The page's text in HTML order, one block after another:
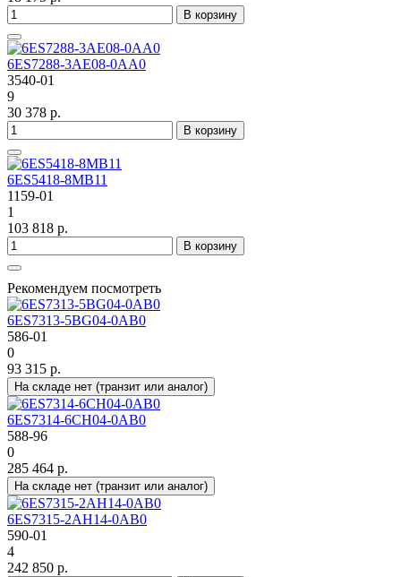
В корзину
6ES7288-3AE08-0AA0
3540-01
9
30 378 р.
В корзину
6ES5418-8MB11
1159-01
1
103 818 р.
В корзину
Рекомендуем посмотреть
6ES7313-5BG04-0AB0
586-01
0
93 315 р.
На складе нет (транзит или аналог)
6ES7314-6CH04-0AB0
588-96
0
285 464 р.
На складе нет (транзит или аналог)
6ES7315-2AH14-0AB0
590-01
4
242 850 р.